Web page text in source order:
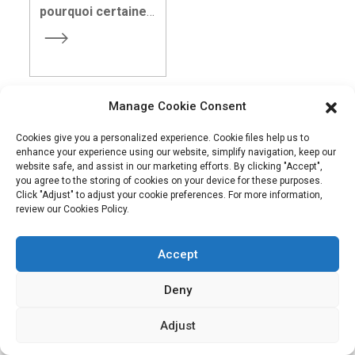
pourquoi certaines
marques de
tandis que d'autres
en rayon ?
Pour la plupart des
marques en pleine
croissance, la
réside pas
extérieur dans le secteur de l'emballage. Nos valeurs
Manage Cookie Consent
Cookies give you a personalized experience. Cookie files help us to
enhance your experience using our website, simplify navigation, keep our
website safe, and assist in our marketing efforts. By clicking "Accept",
you agree to the storing of cookies on your device for these purposes.
Click "Adjust" to adjust your cookie preferences. For more information,
review our Cookies Policy.
Accept
Deny
Adjust